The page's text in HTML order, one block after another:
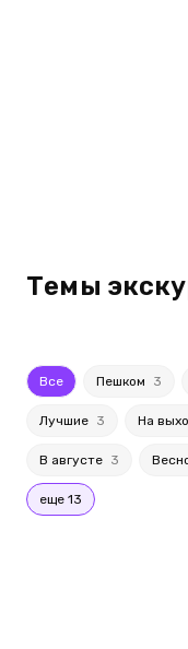
Темы
Все Пешком 3
Лучшие 3 На
В августе 3
еще 13